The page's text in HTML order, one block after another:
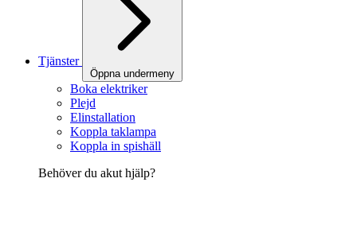
Tjänster
Öppna undermeny
Boka elektriker
Plejd
Elinstallation
Koppla taklampa
Koppla in spishäll
Behöver du akut hjälp?